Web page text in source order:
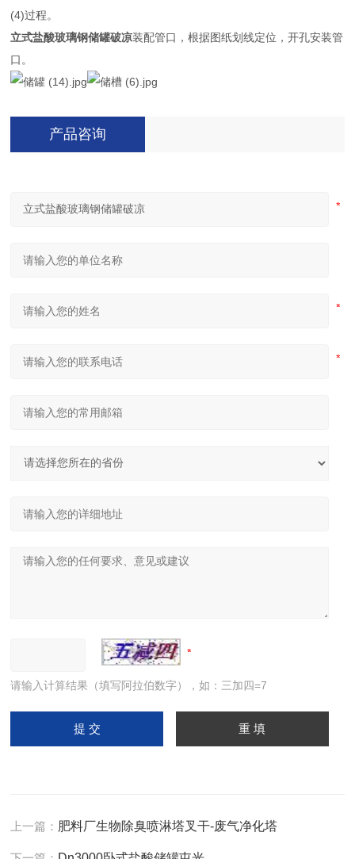
(4)过程。
立式盐酸玻璃钢储罐破凉装配管口，根据图纸划线定位，开孔安装管
口。
产品咨询
请输入计算结果（填写阿拉伯数字），如：三加四=7
上一篇： 肥料厂生物除臭喷淋塔叉干-废气净化塔